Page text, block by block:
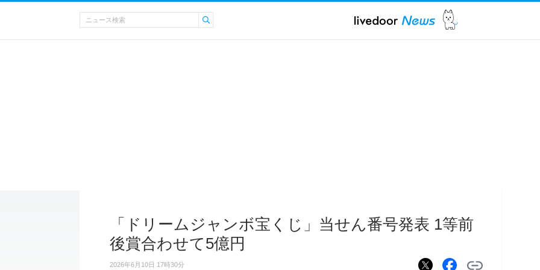
「ドリームジャンボ宝くじ」当せん番号発表 1等前
後賞合わせて5億円
2026年6月10日 17時30分